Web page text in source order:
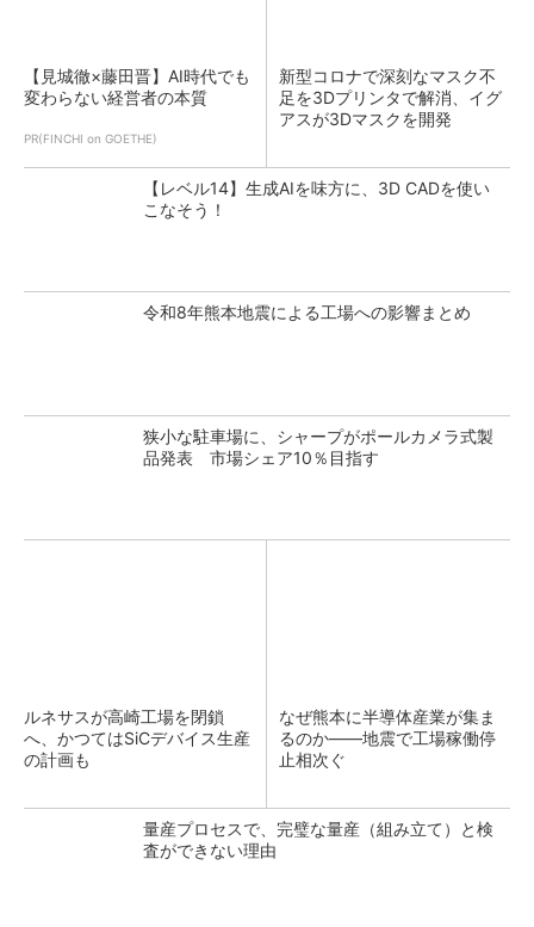
【見城徹×藤田晋】AI時代でも
変わらない経営者の本質
PR(FINCHI on GOETHE)
新型コロナで深刻なマスク不
足を3Dプリンタで解消、イグ
アスが3Dマスクを開発
【レベル14】生成AIを味方に、3D CADを使い
こなそう！
令和8年熊本地震による工場への影響まとめ
狭小な駐車場に、シャープがポールカメラ式製
品発表 市場シェア10％目指す
ルネサスが高崎工場を閉鎖
へ、かつてはSiCデバイス生産
の計画も
なぜ熊本に半導体産業が集ま
るのか――地震で工場稼働停
止相次ぐ
量産プロセスで、完璧な量産（組み立て）と検
査ができない理由